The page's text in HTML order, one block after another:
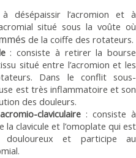
désépaissir l’acromion et à
situé sous la voûte où
de la coiffe des rotateurs.
: consiste à retirer la bourse
situé entre l’acromion et les
Dans le conflit sous-
est très inflammatoire et son
des douleurs.
claviculaire : consiste à
clavicule et l’omoplate qui est
et participe au